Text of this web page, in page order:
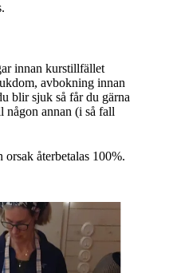
innan kurstillfället
avbokning innan
blir sjuk så får du gärna
någon annan (i så fall
återbetalas 100%.